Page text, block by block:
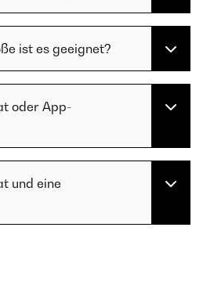
ist es geeignet?
oder App-
und eine